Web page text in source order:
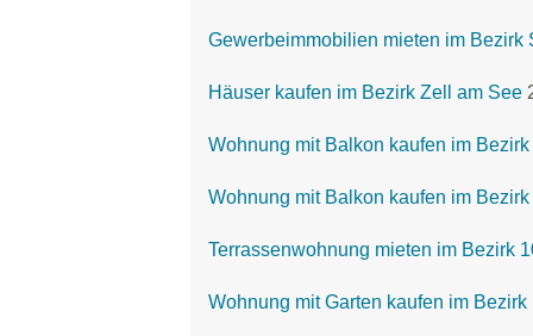
Gewerbeimmobilien mieten im Bezirk
Häuser kaufen im Bezirk Zell am See
Wohnung mit Balkon kaufen im
Wohnung mit Balkon kaufen im
Terrassenwohnung mieten im Bezirk
Wohnung mit Garten kaufen im